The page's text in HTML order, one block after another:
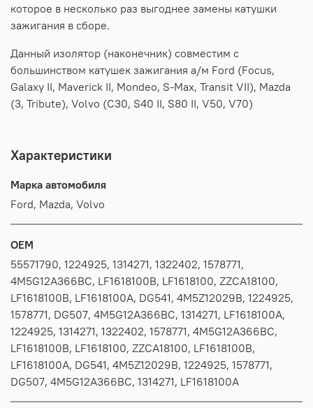
которое в несколько раз выгоднее замены катушки
зажигания в сборе.
Данный изолятор (наконечник) совместим с
большинством катушек зажигания а/м Ford (Focus,
Galaxy II, Maverick II, Mondeo, S-Max, Transit VII), Mazda
(3, Tribute), Volvo (C30, S40 II, S80 II, V50, V70)
Характеристики
Марка автомобиля
Ford, Mazda, Volvo
OEM
55571790, 1224925, 1314271, 1322402, 1578771,
4M5G12A366BC, LF1618100B, LF1618100, ZZCA18100,
LF1618100B, LF1618100A, DG541, 4M5Z12029B, 1224925,
1578771, DG507, 4M5G12A366BC, 1314271, LF1618100A,
1224925, 1314271, 1322402, 1578771, 4M5G12A366BC,
LF1618100B, LF1618100, ZZCA18100, LF1618100B,
LF1618100A, DG541, 4M5Z12029B, 1224925, 1578771,
DG507, 4M5G12A366BC, 1314271, LF1618100A